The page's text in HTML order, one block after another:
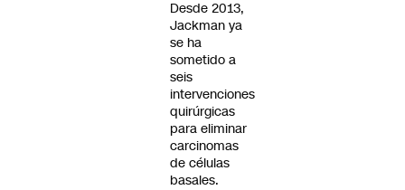
Desde 2013,
Jackman ya
se ha
sometido a
seis
intervenciones
quirúrgicas
para eliminar
carcinomas
de células
basales.